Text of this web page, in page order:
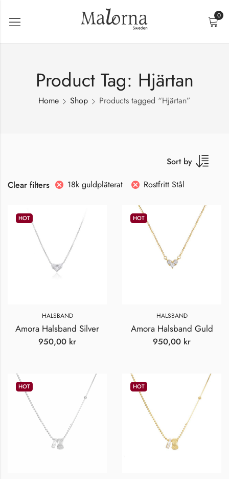
0
Product Tag: Hjärtan
Home Shop Products tagged “Hjärtan”
Sort by
Clear filters
18k guldpläterat Rostfritt Stål
HOT
HALSBAND
Amora Halsband Silver
950,00 kr
HOT
HALSBAND
Amora Halsband Guld
950,00 kr
HOT HOT